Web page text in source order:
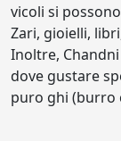
vicoli si
Zari, gioielli,
Inoltre,
dove gustare
puro ghi (burro